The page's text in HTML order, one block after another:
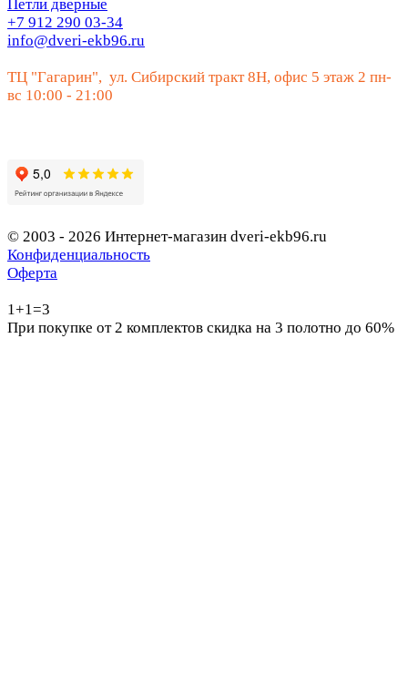
Петли дверные
+7 912 290 03-34
info@dveri-ekb96.ru
ТЦ "Гагарин", ул. Сибирский тракт 8Н, офис 5 этаж 2 пн-
вс 10:00 - 21:00
© 2003 - 2026 Интернет-магазин dveri-ekb96.ru
Конфиденциальность
Оферта
1+1=3
При покупке от 2 комплектов скидка на 3 полотно до 60%